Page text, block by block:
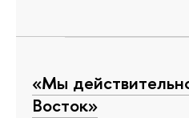
«Мы
Восток»